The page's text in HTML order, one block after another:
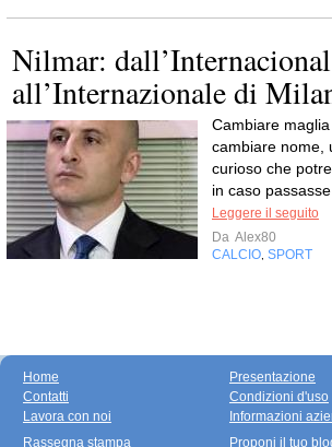
Nilmar: dall’Internacional
all’Internazionale di
Cambiare
cambiare nome,
curioso che
in caso
Leggere il seguito
Da Alex80
CALCIO, SPORT
Home
Contatti
Lavora con noi
Presentazione
Condizioni d'uso
Informazioni
Rassegna stampa
Proponi il tuo